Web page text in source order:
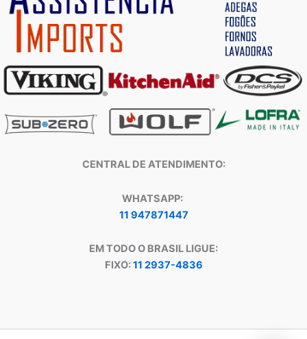
CENTRAL DE ATENDIMENTO:
WHATSAPP:
11 947871447
EM TODO O BRASIL LIGUE:
FIXO:11 2937-4836